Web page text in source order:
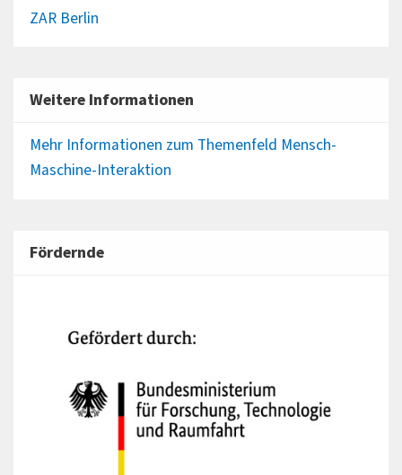
ZAR Berlin
Weitere Informationen
Mehr Informationen zum Themenfeld Mensch-
Maschine-Interaktion
Fördernde